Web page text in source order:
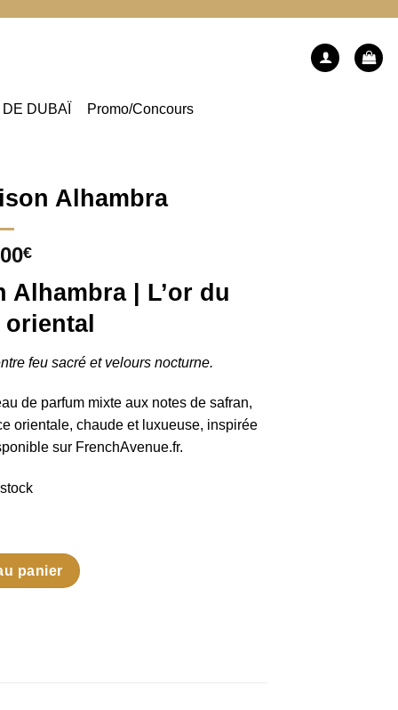
DUBAÏ Promo/Concours
Alhambra
€
Alhambra | L’or du
oriental
feu sacré et velours nocturne.
de parfum mixte aux notes de safran,
orientale, chaude et luxueuse, inspirée
sur FrenchAvenue.fr.
panier